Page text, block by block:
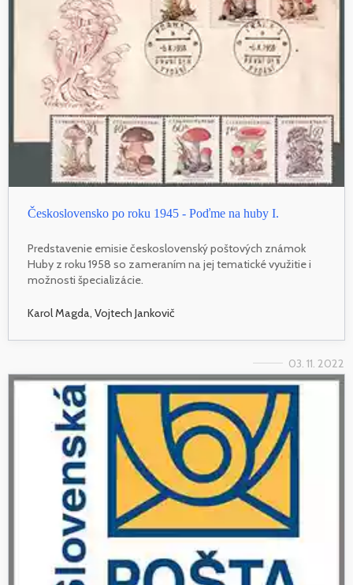
Československo po roku 1945 - Poďme na huby I.
Predstavenie emisie československý poštových známok
Huby z roku 1958 so zameraním na jej tematické využitie i
možnosti špecializácie.
Karol Magda, Vojtech Jankovič
03. 11. 2022